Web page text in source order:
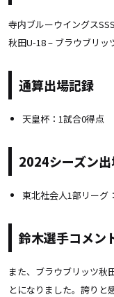
寺内ブルーウイングス
秋田U-18 – ブラウブリッ
通算出場記録
天皇杯：1試合0得点
2024シーズン
東北社会人1部リーグ
鈴木選手コメン
また、ブラウブリッツ秋
とになりました。誇りと